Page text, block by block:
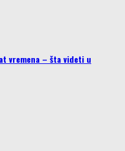
vremena – šta videti u